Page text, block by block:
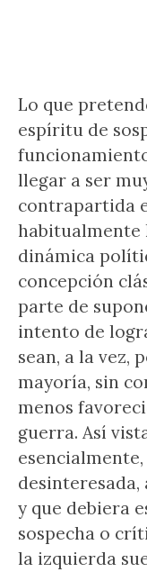
Lo que
espíritu de
llegar a ser
contrapartida
habitualmente
dinámica
concepción
parte de
intento de
sean, a la vez,
mayoría, sin
menos
guerra. Así
desinteresada,
y que debiera
sospecha o
la izquierda